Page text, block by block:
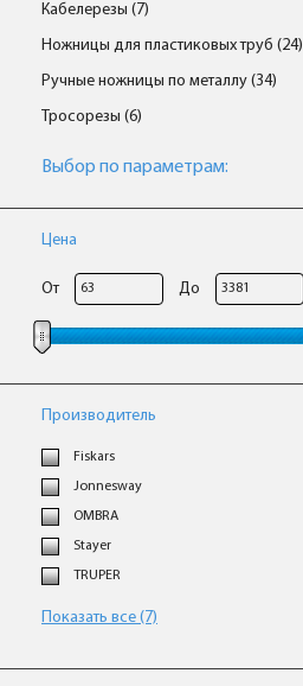
Кабелерезы (7)
Ножницы для пластиковых труб (24)
Ручные ножницы по металлу (34)
Тросорезы (6)
Выбор по параметрам:
Цена
От До
Производитель
Fiskars
Jonnesway
OMBRA
Stayer
TRUPER
Показать все (7)